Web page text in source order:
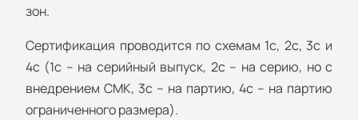
зон.
Сертификация проводится по схемам 1с, 2с, 3с и
4с (1с – на серийный выпуск, 2с – на серию, но с
внедрением СМК, 3с – на партию, 4с – на партию
ограниченного размера).